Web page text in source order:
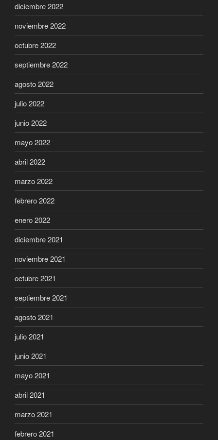
diciembre 2022
noviembre 2022
octubre 2022
septiembre 2022
agosto 2022
julio 2022
junio 2022
mayo 2022
abril 2022
marzo 2022
febrero 2022
enero 2022
diciembre 2021
noviembre 2021
octubre 2021
septiembre 2021
agosto 2021
julio 2021
junio 2021
mayo 2021
abril 2021
marzo 2021
febrero 2021